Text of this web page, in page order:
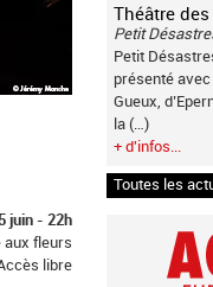
juin - 22h
aux fleurs
libre
Théâtre
Petit
Petit
présenté
Gueux,
la (…)
+ d'infos...
Toutes les